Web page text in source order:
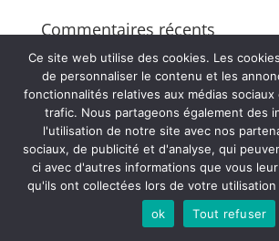
Commentaires récents
Copyright 2020 - 2021 Iconia
Ce site web utilise des cookies. Les
de personnaliser le contenu et les
fonctionnalités relatives aux médias
trafic. Nous partageons également des
l'utilisation de notre site avec nos
sociaux, de publicité et d'analyse, qui
ci avec d'autres informations que vous
qu'ils ont collectées lors de votre
ok
Tout refuser